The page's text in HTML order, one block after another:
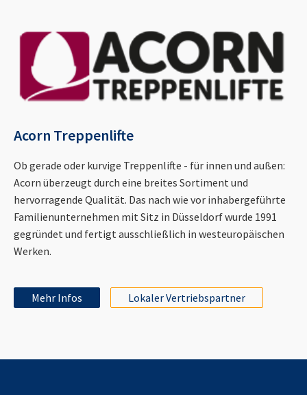
Acorn Treppenlifte
Ob gerade oder kurvige Treppenlifte - für innen und außen:
Acorn überzeugt durch eine breites Sortiment und
hervorragende Qualität. Das nach wie vor inhabergeführte
Familienunternehmen mit Sitz in Düsseldorf wurde 1991
gegründet und fertigt ausschließlich in westeuropäischen
Werken.
Mehr Infos Lokaler Vertriebspartner